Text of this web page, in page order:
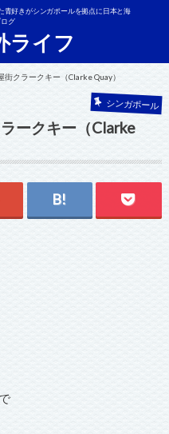
青好きがシンガポールを拠点に日本と海
グ
ライフ
街クラークキー（Clarke Quay）
シンガポール
ークキー（Clarke